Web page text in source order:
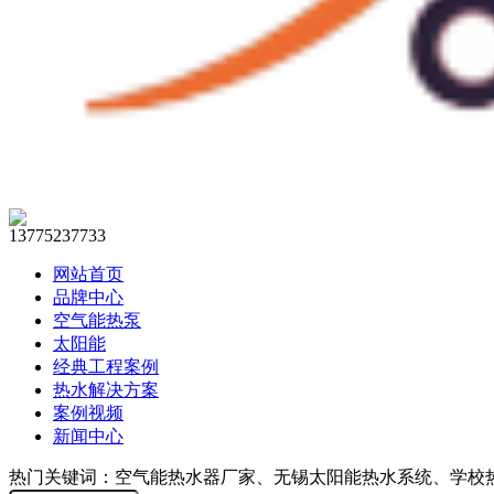
13775237733
网站首页
品牌中心
空气能热泵
太阳能
经典工程案例
热水解决方案
案例视频
新闻中心
热门关键词：空气能热水器厂家、无锡太阳能热水系统、学校